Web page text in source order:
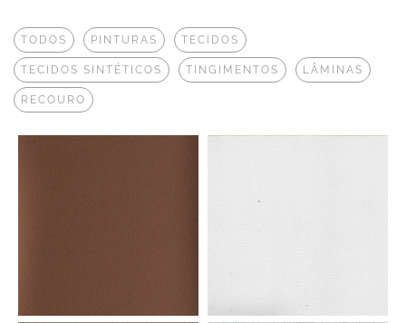
TODOS PINTURAS TECIDOS
TECIDOS SINTÉTICOS TINGIMENTOS LÂMINAS
RECOURO